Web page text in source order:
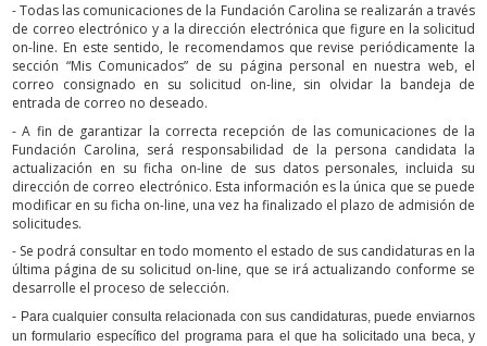
- Todas las comunicaciones de la Fundación Carolina se realizarán a través
de correo electrónico y a la dirección electrónica que figure en la solicitud
on-line. En este sentido, le recomendamos que revise periódicamente la
sección “Mis Comunicados” de su página personal en nuestra web, el
correo consignado en su solicitud on-line, sin olvidar la bandeja de
entrada de correo no deseado.
- A fin de garantizar la correcta recepción de las comunicaciones de la
Fundación Carolina, será responsabilidad de la persona candidata la
actualización en su ficha on-line de sus datos personales, incluida su
dirección de correo electrónico. Esta información es la única que se puede
modificar en su ficha on-line, una vez ha finalizado el plazo de admisión de
solicitudes.
- Se podrá consultar en todo momento el estado de sus candidaturas en la
última página de su solicitud on-line, que se irá actualizando conforme se
desarrolle el proceso de selección.
- Para cualquier consulta relacionada con sus candidaturas, puede enviarnos
un formulario específico del programa para el que ha solicitado una beca, y